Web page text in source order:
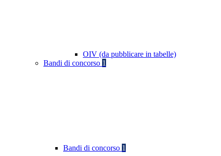
OIV (da pubblicare in tabelle)
Bandi di concorso 1
Bandi di concorso 1